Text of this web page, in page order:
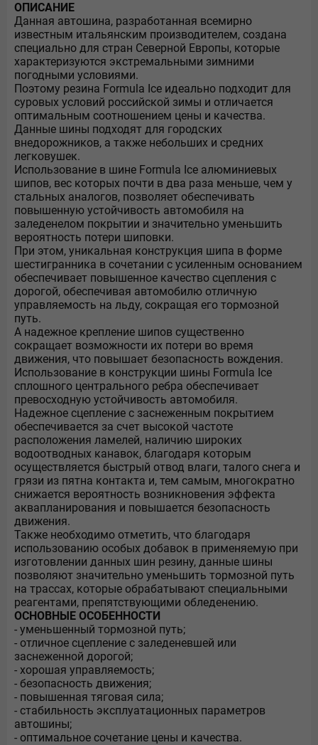
ОПИСАНИЕ
Данная автошина, разработанная всемирно
известным итальянским производителем, создана
специально для стран Северной Европы, которые
характеризуются экстремальными зимними
погодными условиями.
Поэтому резина Formula Ice идеально подходит для
суровых условий российской зимы и отличается
оптимальным соотношением цены и качества.
Данные шины подходят для городских
внедорожников, а также небольших и средних
легковушек.
Использование в шине Formula Ice алюминиевых
шипов, вес которых почти в два раза меньше, чем у
стальных аналогов, позволяет обеспечивать
повышенную устойчивость автомобиля на
заледенелом покрытии и значительно уменьшить
вероятность потери шиповки.
При этом, уникальная конструкция шипа в форме
шестигранника в сочетании с усиленным основанием
обеспечивает повышенное качество сцепления с
дорогой, обеспечивая автомобилю отличную
управляемость на льду, сокращая его тормозной
путь.
А надежное крепление шипов существенно
сокращает возможности их потери во время
движения, что повышает безопасность вождения.
Использование в конструкции шины Formula Ice
сплошного центрального ребра обеспечивает
превосходную устойчивость автомобиля.
Надежное сцепление с заснеженным покрытием
обеспечивается за счет высокой частоте
расположения ламелей, наличию широких
водоотводных канавок, благодаря которым
осуществляется быстрый отвод влаги, талого снега и
грязи из пятна контакта и, тем самым, многократно
снижается вероятность возникновения эффекта
аквапланирования и повышается безопасность
движения.
Также необходимо отметить, что благодаря
использованию особых добавок в применяемую при
изготовлении данных шин резину, данные шины
позволяют значительно уменьшить тормозной путь
на трассах, которые обрабатывают специальными
реагентами, препятствующими обледенению.
ОСНОВНЫЕ ОСОБЕННОСТИ
- уменьшенный тормозной путь;
- отличное сцепление с заледеневшей или
заснеженной дорогой;
- хорошая управляемость;
- безопасность движения;
- повышенная тяговая сила;
- стабильность эксплуатационных параметров
автошины;
- оптимальное сочетание цены и качества.